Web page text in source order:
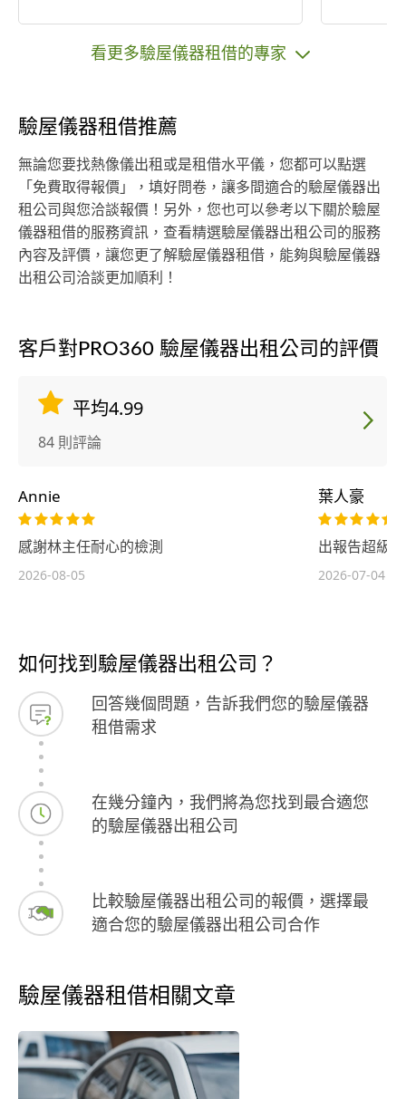
心驗屋｜
看更多驗屋儀器租借的專家
驗屋儀器租借推薦
無論您要找熱像儀出租或是租借水平儀，您都可以點選
「免費取得報價」，填好問卷，讓多間適合的驗屋儀器出
租公司與您洽談報價！另外，您也可以參考以下關於驗屋
儀器租借的服務資訊，查看精選驗屋儀器出租公司的服務
內容及評價，讓您更了解驗屋儀器租借，能夠與驗屋儀器
出租公司洽談更加順利！
客戶對PRO360 驗屋儀器出租公司的評價
平均4.99
84 則評論
Annie
感謝林主任耐心的檢測
2026-08-05
葉人豪
出報告超級
2026-07-04
如何找到驗屋儀器出租公司？
回答幾個問題，告訴我們您的驗屋儀器
租借需求
在幾分鐘內，我們將為您找到最合適您
的驗屋儀器出租公司
比較驗屋儀器出租公司的報價，選擇最
適合您的驗屋儀器出租公司合作
驗屋儀器租借相關文章